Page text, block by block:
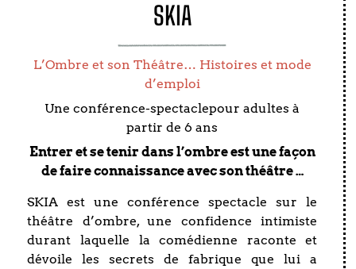
SKIA
L’Ombre et son Théâtre… Histoires et mode
d’emploi
Une conférence-spectaclepour adultes à
partir de 6 ans
Entrer et se tenir dans l’ombre est une façon
de faire connaissance avec son théâtre …
SKIA est une conférence spectacle sur le
théâtre d’ombre, une confidence intimiste
durant laquelle la comédienne raconte et
dévoile les secrets de fabrique que lui a